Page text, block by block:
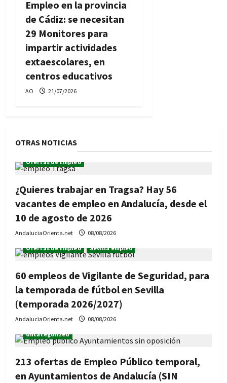
Empleo en la provincia
de Cádiz: se necesitan
29 Monitores para
impartir actividades
extaescolares, en
centros educativos
AO 21/07/2026
OTRAS NOTICIAS
Ofertas de Empleo
¿Quieres trabajar en Tragsa? Hay 56
vacantes de empleo en Andalucía, desde el
10 de agosto de 2026
AndaluciaOrienta.net
08/08/2026
Ofertas de Empleo
Sevilla empleo
60 empleos de Vigilante de Seguridad, para
la temporada de fútbol en Sevilla
(temporada 2026/2027)
AndaluciaOrienta.net
08/08/2026
Uncategorized
213 ofertas de Empleo Público temporal,
en Ayuntamientos de Andalucía (SIN